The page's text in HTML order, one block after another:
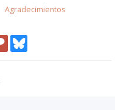
Agradecimientos